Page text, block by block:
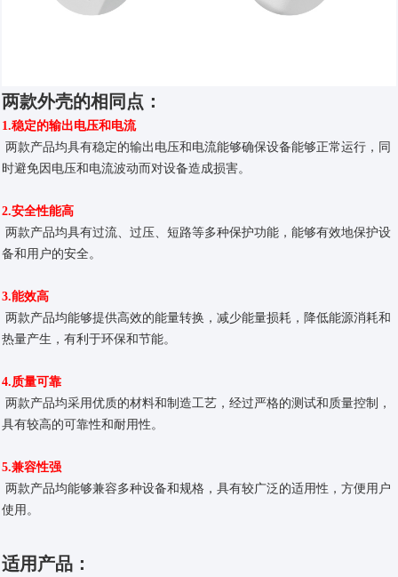
两款外壳的相同点：
1.稳定的输出电压和电流
两款产品均具有稳定的输出电压和电流能够确保设备能够正常运行，同
时避免因电压和电流波动而对设备造成损害。
2.安全性能高
两款产品均具有过流、过压、短路等多种保护功能，能够有效地保护设
备和用户的安全。
3.能效高
两款产品均能够提供高效的能量转换，减少能量损耗，降低能源消耗和
热量产生，有利于环保和节能。
4.质量可靠
两款产品均采用优质的材料和制造工艺，经过严格的测试和质量控制，
具有较高的可靠性和耐用性。
5.兼容性强
两款产品均能够兼容多种设备和规格，具有较广泛的适用性，方便用户
使用。
适用产品：